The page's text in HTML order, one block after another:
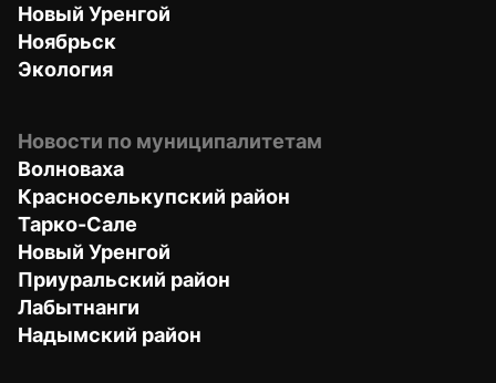
Новый Уренгой
Ноябрьск
Экология
Новости по муниципалитетам
Волноваха
Красноселькупский район
Тарко-Сале
Новый Уренгой
Приуральский район
Лабытнанги
Надымский район